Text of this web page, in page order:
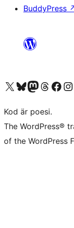
BuddyPress
Besök vår X-konto (f.d. Twitter)
Besök vårt Bluesky-konto
Besök vårt Mastodon-konto
Besök vårt Thread-konto
Besök vår Facebook-sida
Besök
Kod är poesi.
The WordPress®
of the WordPress